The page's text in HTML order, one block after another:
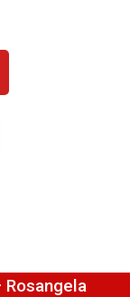
Rosangela